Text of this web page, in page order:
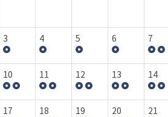
3 4 5 6 7
10 11 12 13 14
17 18 19 20 21